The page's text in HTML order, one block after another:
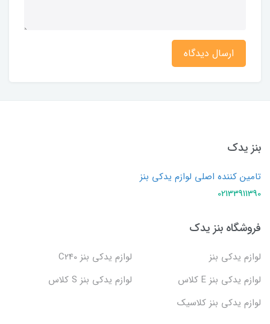
ارسال دیدگاه
بنز یدک
تامین کننده اصلی لوازم یدکی بنز
02133911390
فروشگاه بنز یدک
لوازم یدکی بنز
لوازم یدکی بنز C240
لوازم یدکی بنز E کلاس
لوازم یدکی بنز S کلاس
لوازم یدکی بنز کلاسیک